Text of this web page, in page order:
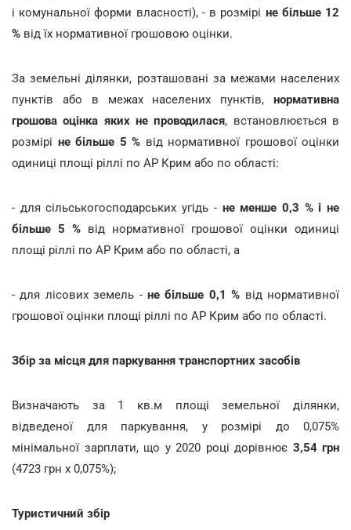
і комунальної форми власності), - в розмірі не більше 12
% від їх нормативної грошовою оцінки.
За земельні ділянки, розташовані за межами населених
пунктів або в межах населених пунктів, нормативна
грошова оцінка яких не проводилася, встановлюється в
розмірі не більше 5 % від нормативної грошової оцінки
одиниці площі ріллі по АР Крим або по області:
- для сільськогосподарських угідь - не менше 0,3 % і не
більше 5 % від нормативної грошової оцінки одиниці
площі ріллі по АР Крим або по області, а
- для лісових земель - не більше 0,1 % від нормативної
грошової оцінки площі ріллі по АР Крим або по області.
Збір за місця для паркування транспортних засобів
Визначають за 1 кв.м площі земельної ділянки,
відведеної для паркування, у розмірі до 0,075%
мінімальної зарплати, що у 2020 році дорівнює 3,54 грн
(4723 грн х 0,075%);
Туристичний збір